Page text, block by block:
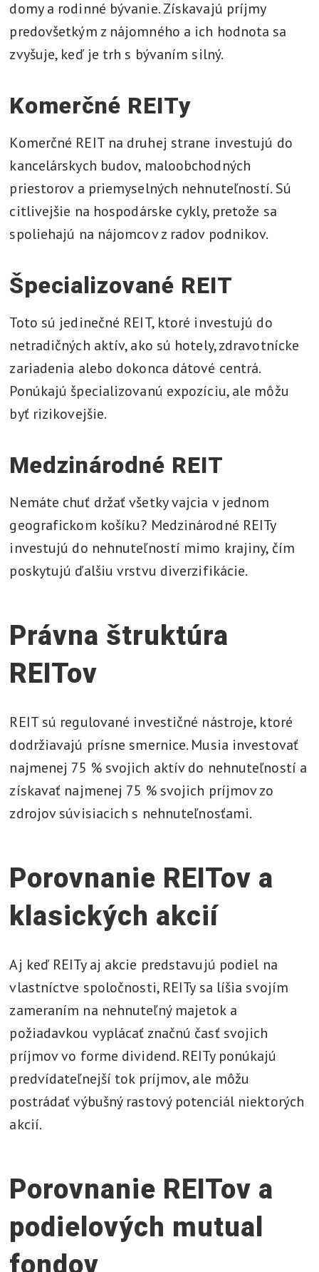
domy a rodinné bývanie. Získavajú príjmy
predovšetkým z nájomného a ich hodnota sa
zvyšuje, keď je trh s bývaním silný.
Komerčné REITy
Komerčné REIT na druhej strane investujú do
kancelárskych budov, maloobchodných
priestorov a priemyselných nehnuteľností. Sú
citlivejšie na hospodárske cykly, pretože sa
spoliehajú na nájomcov z radov podnikov.
Špecializované REIT
Toto sú jedinečné REIT, ktoré investujú do
netradičných aktív, ako sú hotely, zdravotnícke
zariadenia alebo dokonca dátové centrá.
Ponúkajú špecializovanú expozíciu, ale môžu
byť rizikovejšie.
Medzinárodné REIT
Nemáte chuť držať všetky vajcia v jednom
geografickom košíku? Medzinárodné REITy
investujú do nehnuteľností mimo krajiny, čím
poskytujú ďalšiu vrstvu diverzifikácie.
Právna štruktúra
REITov
REIT sú regulované investičné nástroje, ktoré
dodržiavajú prísne smernice. Musia investovať
najmenej 75 % svojich aktív do nehnuteľností a
získavať najmenej 75 % svojich príjmov zo
zdrojov súvisiacich s nehnuteľnosťami.
Porovnanie REITov a
klasických akcií
Aj keď REITy aj akcie predstavujú podiel na
vlastníctve spoločnosti, REITy sa líšia svojím
zameraním na nehnuteľný majetok a
požiadavkou vyplácať značnú časť svojich
príjmov vo forme dividend. REITy ponúkajú
predvídateľnejší tok príjmov, ale môžu
postrádať výbušný rastový potenciál niektorých
akcií.
Porovnanie REITov a
podielových mutual
fondov